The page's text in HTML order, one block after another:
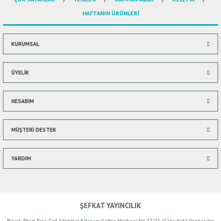
Ürün bilgilerinde hatalar bulunuyor.
Bu ürüne benzer farklı alternatifler olmalı.
HAFTANIN ÜRÜNLERİ
KURUMSAL
ÜYELİK
HESABIM
MÜŞTERİ DESTEK
YARDIM
ŞEFKAT YAYINCILIK